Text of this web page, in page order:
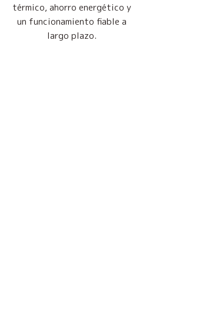
térmico, ahorro energético y
un funcionamiento fiable a
largo plazo.